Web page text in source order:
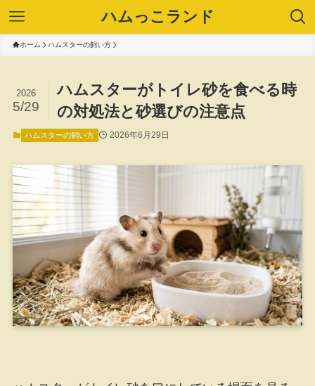
ハムっこランド
ホーム ハムスターの飼い方
ハムスターがトイレ砂を食べる時
の対処法と砂選びの注意点
2026
5/29
ハムスターの飼い方 2026年6月29日